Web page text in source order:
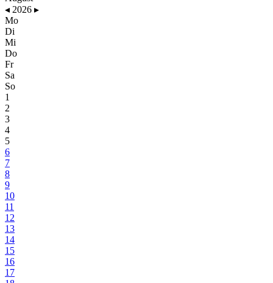
◂ 2026 ▸
Mo
Di
Mi
Do
Fr
Sa
So
1
2
3
4
5
6
7
8
9
10
11
12
13
14
15
16
17